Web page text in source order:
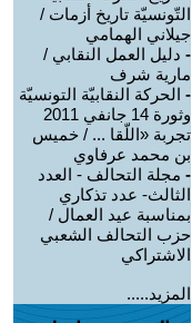
التّونسيّة تاريخ أزمات /
جيلاني الهمامي
- دليل العمل النقابي /
مارية شرف
- الحركة النقابيّة التونسيّة
وثورة 14 جانفي 2011
تجربة «اللّقا ... / خميس
بن محمد عرفاوي
- مجلة التحالف - العدد
الثالث- عدد تذكاري
بمناسبة عيد العمال /
حزب التحالف الشعبي
الاشتراكي
المزيد.....